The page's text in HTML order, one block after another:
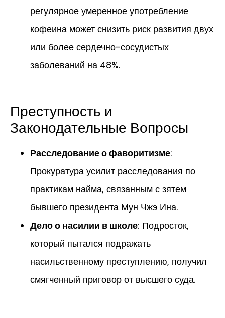
регулярное умеренное употребление
кофеина может снизить риск развития двух
или более сердечно-сосудистых
заболеваний на 48%.
Преступность и
Законодательные Вопросы
Расследование о фаворитизме:
Прокуратура усилит расследования по
практикам найма, связанным с зятем
бывшего президента Мун Чжэ Ина.
Дело о насилии в школе: Подросток,
который пытался подражать
насильственному преступлению, получил
смягченный приговор от высшего суда.